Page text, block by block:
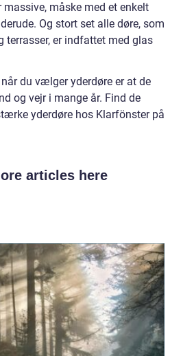
massive, måske med et enkelt
Og stort set alle døre, som
terrasser, er indfattet med glas
du vælger yderdøre er at de
og vejr i mange år. Find de
yderdøre hos Klarfönster på
articles here